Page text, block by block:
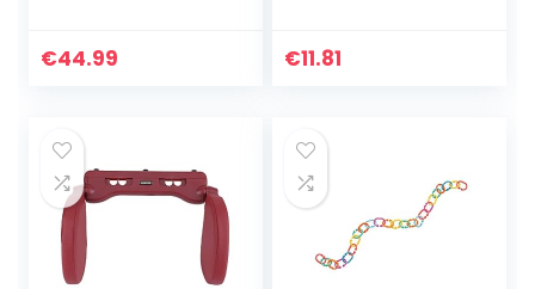
Buggy – Zachte
met…
€44.99
autostoeltjes voor
€11.81